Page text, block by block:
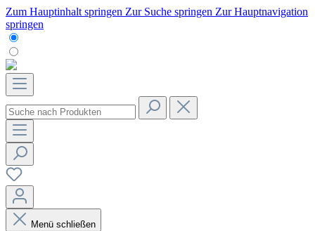
Zum Hauptinhalt springen Zur Suche springen Zur Hauptnavigation
springen
Menü schließen